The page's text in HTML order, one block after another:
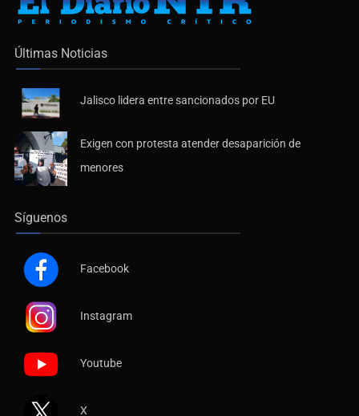
Últimas Noticias
Jalisco lidera entre sancionados por EU
Exigen con protesta atender desaparición de
menores
Síguenos
Facebook
Instagram
Youtube
X